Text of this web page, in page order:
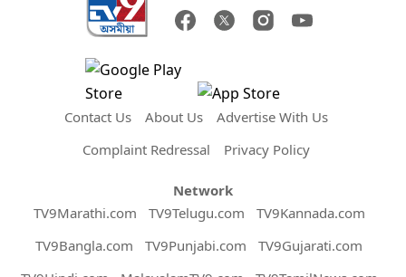
Contact Us About Us
Advertise With Us
Complaint Redressal
Privacy Policy
Network
TV9Marathi.com
TV9Telugu.com
TV9Kannada.com
TV9Bangla.com
TV9Punjabi.com
TV9Gujarati.com